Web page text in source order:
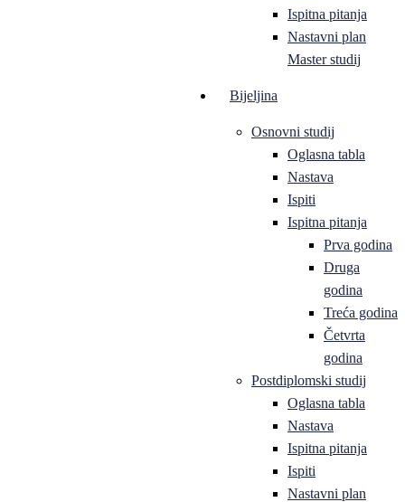
Ispitna pitanja
Nastavni plan
Master studij
Bijeljina
Osnovni studij
Oglasna tabla
Nastava
Ispiti
Ispitna pitanja
Prva godina
Druga
godina
Treća godina
Četvrta
godina
Postdiplomski studij
Oglasna tabla
Nastava
Ispitna pitanja
Ispiti
Nastavni plan